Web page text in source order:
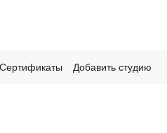
Сертификаты Добавить студию